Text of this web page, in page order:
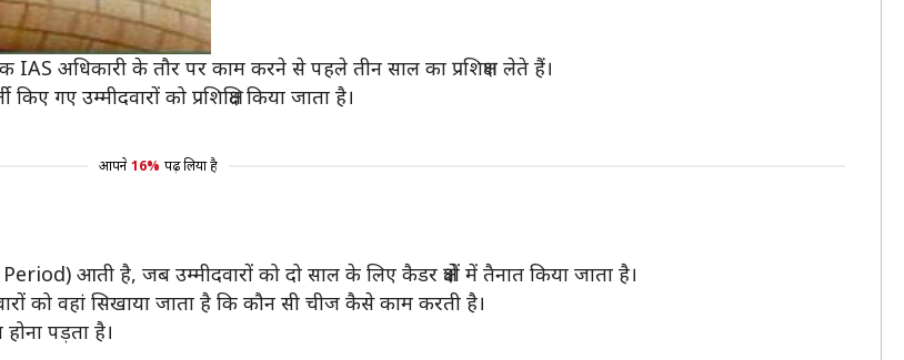
को पास करना होता है।
IAS अधिकारी के तौर पर काम करने से पहले तीन साल का प्रशिक्षण लेते हैं।
गए उम्मीदवारों को प्रशिक्षित किया जाता है।
आपने 16% पढ़ लिया है
आती है, जब उम्मीदवारों को दो साल के लिए कैडर क्षेत्रों में तैनात किया जाता है।
को वहां सिखाया जाता है कि कौन सी चीज कैसे काम करती है।
पड़ता है।